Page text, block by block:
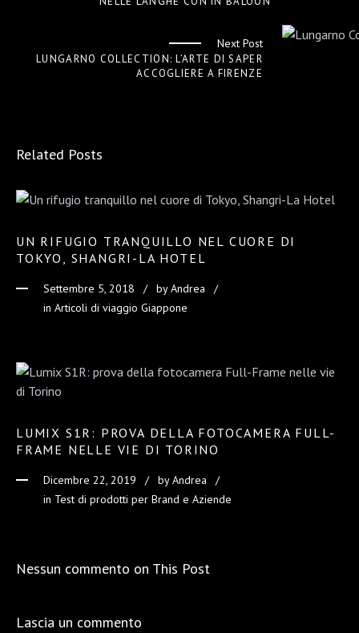
Next Post
LUNGARNO COLLECTION: L’ARTE DI SAPER
ACCOGLIERE A FIRENZE
Related Posts
UN RIFUGIO TRANQUILLO NEL CUORE DI
TOKYO, SHANGRI-LA HOTEL
Settembre 5, 2018 byAndrea
in Articoli di viaggio Giappone
LUMIX S1R: PROVA DELLA FOTOCAMERA FULL-
FRAME NELLE VIE DI TORINO
Dicembre 22, 2019 byAndrea
in Test di prodotti per Brand e Aziende
Nessun commento on This Post
Lascia un commento